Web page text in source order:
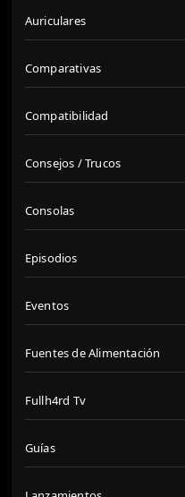
Auriculares
Comparativas
Compatibilidad
Consejos / Trucos
Consolas
Episodios
Eventos
Fuentes de Alimentación
Fullh4rd Tv
Guías